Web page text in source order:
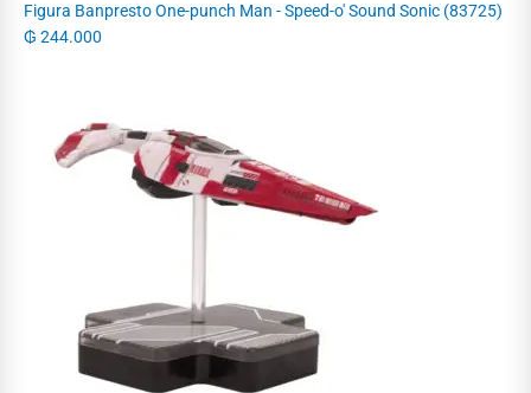
Figura Banpresto One-punch Man - Speed-o' Sound Sonic (83725)
₲ 244.000